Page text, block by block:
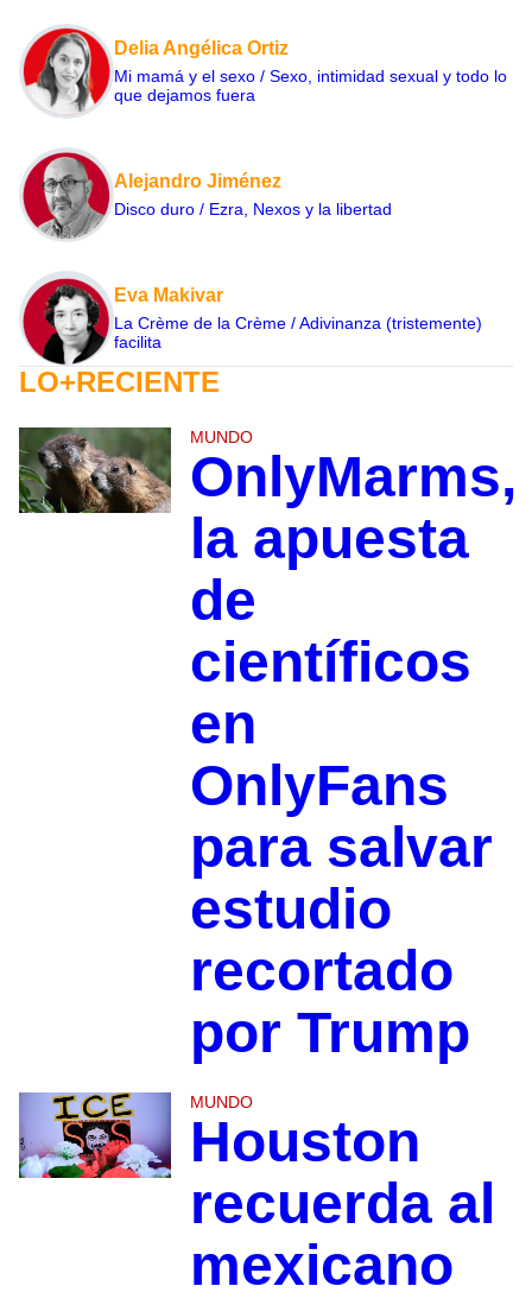
Delia Angélica Ortiz
Mi mamá y el sexo / Sexo, intimidad sexual y todo lo
que dejamos fuera
Alejandro Jiménez
Disco duro / Ezra, Nexos y la libertad
Eva Makivar
La Crème de la Crème / Adivinanza (tristemente)
facilita
LO+RECIENTE
MUNDO
OnlyMarms,
la apuesta
de
científicos
en
OnlyFans
para salvar
estudio
recortado
por Trump
MUNDO
Houston
recuerda al
mexicano